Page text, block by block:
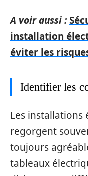
A voir aussi :
installation
éviter les
Identifier les
Les installations
regorgent
toujours
tableaux